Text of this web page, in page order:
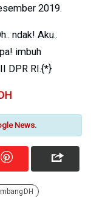
2019.
ndak! Aku..
imbuh
DPR RI.{*}
News.
DH